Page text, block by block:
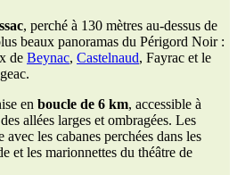
, perché à 130 mètres au-dessus de
beaux panoramas du Périgord Noir :
de Beynac, Castelnaud, Fayrac et le
en boucle de 6 km, accessible à
allées larges et ombragées. Les
les cabanes perchées dans les
et les marionnettes du théâtre de